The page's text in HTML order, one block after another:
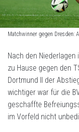
Matchwinner gegen
Nach den Niederlagen
zu Hause gegen den
Dortmund II der
wichtiger war für die
geschaffte
im Vorfeld nicht